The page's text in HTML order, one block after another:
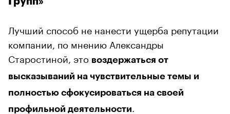
Лучший способ не нанести ущерба репутации
компании, по мнению Александры
Старостиной, это воздержаться от
высказываний на чувствительные темы и
полностью сфокусироваться на своей
профильной деятельности